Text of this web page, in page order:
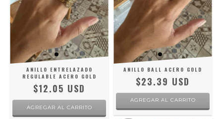
ANILLO ENTRELAZADO
REGULABLE ACERO GOLD
$12.05 USD
ANILLO BALL ACERO GOLD
$23.39 USD
AGREGAR AL CARRITO